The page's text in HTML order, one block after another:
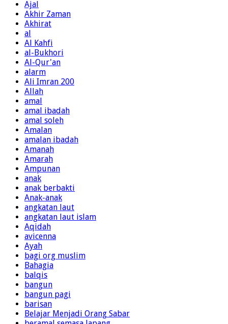
Ajal
Akhir Zaman
Akhirat
al
Al Kahfi
al-Bukhori
Al-Qur'an
alarm
Ali Imran 200
Allah
amal
amal ibadah
amal soleh
Amalan
amalan ibadah
Amanah
Amarah
Ampunan
anak
anak berbakti
Anak-anak
angkatan laut
angkatan laut islam
Aqidah
avicenna
Ayah
bagi org muslim
Bahagia
balqis
bangun
bangun pagi
barisan
Belajar Menjadi Orang Sabar